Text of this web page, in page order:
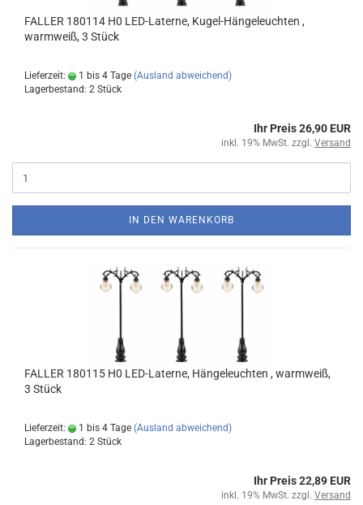
FALLER 180114 H0 LED-Laterne, Kugel-Hängeleuchten ,
warmweiß, 3 Stück
Lieferzeit: 1 bis 4 Tage (Ausland abweichend)
Lagerbestand: 2 Stück
Ihr Preis 26,90 EUR
inkl. 19% MwSt. zzgl. Versand
IN DEN WARENKORB
FALLER 180115 H0 LED-Laterne, Hängeleuchten , warmweiß,
3 Stück
Lieferzeit: 1 bis 4 Tage (Ausland abweichend)
Lagerbestand: 2 Stück
Ihr Preis 22,89 EUR
inkl. 19% MwSt. zzgl. Versand